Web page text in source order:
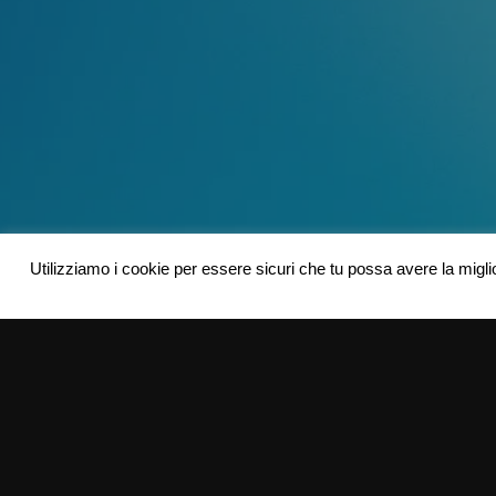
Utilizziamo i cookie per essere sicuri che tu possa avere la